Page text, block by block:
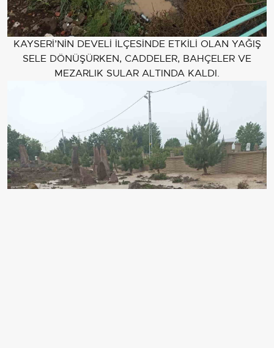
KAYSERİ’NİN DEVELİ İLÇESİNDE ETKİLİ OLAN YAĞIŞ
SELE DÖNÜŞÜRKEN, CADDELER, BAHÇELER VE
MEZARLIK SULAR ALTINDA KALDI.